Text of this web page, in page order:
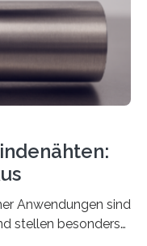
Anwendungen sind
stellen besonders